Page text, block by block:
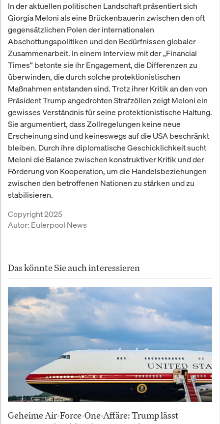
In der aktuellen politischen Landschaft präsentiert sich
Giorgia Meloni als eine Brückenbauerin zwischen den oft
gegensätzlichen Polen der internationalen
Abschottungspolitiken und den Bedürfnissen globaler
Zusammenarbeit. In einem Interview mit der „Financial
Times“ betonte sie ihr Engagement, die Differenzen zu
überwinden, die durch solche protektionistischen
Maßnahmen entstanden sind. Trotz ihrer Kritik an den von
Präsident Trump angedrohten Strafzöllen zeigt Meloni ein
gewisses Verständnis für seine protektionistische Haltung.
Sie argumentiert, dass Zollregelungen keine neue
Erscheinung sind und keineswegs auf die USA beschränkt
bleiben. Durch ihre diplomatische Geschicklichkeit sucht
Meloni die Balance zwischen konstruktiver Kritik und der
Förderung von Kooperation, um die Handelsbeziehungen
zwischen den betroffenen Nationen zu stärken und zu
stabilisieren.
Copyright 2025
Autor: Eulerpool News
Das könnte Sie auch interessieren
Geheime Air-Force-One-Affäre: Trump lässt